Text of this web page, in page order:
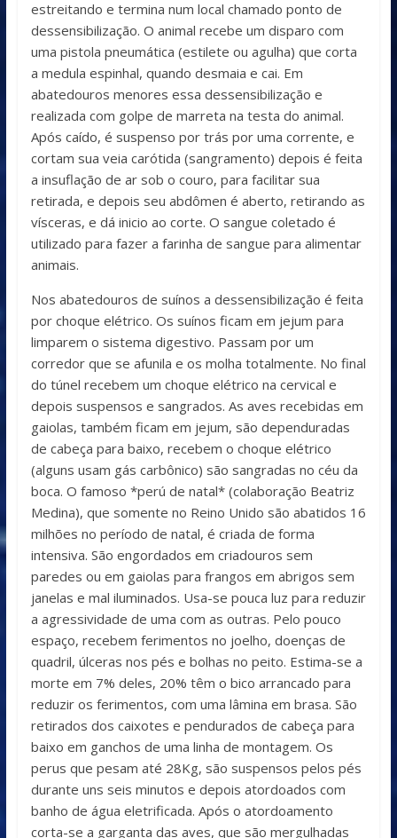
estreitando e termina num local chamado ponto de
dessensibilização. O animal recebe um disparo com
uma pistola pneumática (estilete ou agulha) que corta
a medula espinhal, quando desmaia e cai. Em
abatedouros menores essa dessensibilização e
realizada com golpe de marreta na testa do animal.
Após caído, é suspenso por trás por uma corrente, e
cortam sua veia carótida (sangramento) depois é feita
a insuflação de ar sob o couro, para facilitar sua
retirada, e depois seu abdômen é aberto, retirando as
vísceras, e dá inicio ao corte. O sangue coletado é
utilizado para fazer a farinha de sangue para alimentar
animais.
Nos abatedouros de suínos a dessensibilização é feita
por choque elétrico. Os suínos ficam em jejum para
limparem o sistema digestivo. Passam por um
corredor que se afunila e os molha totalmente. No final
do túnel recebem um choque elétrico na cervical e
depois suspensos e sangrados. As aves recebidas em
gaiolas, também ficam em jejum, são dependuradas
de cabeça para baixo, recebem o choque elétrico
(alguns usam gás carbônico) são sangradas no céu da
boca. O famoso *perú de natal* (colaboração Beatriz
Medina), que somente no Reino Unido são abatidos 16
milhões no período de natal, é criada de forma
intensiva. São engordados em criadouros sem
paredes ou em gaiolas para frangos em abrigos sem
janelas e mal iluminados. Usa-se pouca luz para reduzir
a agressividade de uma com as outras. Pelo pouco
espaço, recebem ferimentos no joelho, doenças de
quadril, úlceras nos pés e bolhas no peito. Estima-se a
morte em 7% deles, 20% têm o bico arrancado para
reduzir os ferimentos, com uma lâmina em brasa. São
retirados dos caixotes e pendurados de cabeça para
baixo em ganchos de uma linha de montagem. Os
perus que pesam até 28Kg, são suspensos pelos pés
durante uns seis minutos e depois atordoados com
banho de água eletrificada. Após o atordoamento
corta-se a garganta das aves, que são mergulhadas